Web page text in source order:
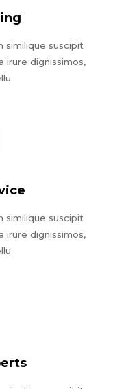
similique suscipit
irure dignissimos,
similique suscipit
irure dignissimos,